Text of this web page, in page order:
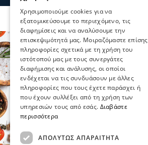
Χρησιμοποιούμε cookies για να
εξατομικεύσουμε το περιεχόμενο, τις
διαφημίσεις και να αναλύσουμε την
επισκεψιμότητά μας. Μοιραζόμαστε επίσης
πληροφορίες σχετικά με τη χρήση του
ιστότοπού μας με τους συνεργάτες
διαφήμισης και ανάλυσης, οι οποίοι
ενδέχεται να τις συνδυάσουν με άλλες
πληροφορίες που τους έχετε παράσχει ή
που έχουν συλλέξει από τη χρήση των
υπηρεσιών τους από εσάς. Διαβάστε
περισσότερα
ΑΠΟΛΎΤΩΣ ΑΠΑΡΑΊΤΗΤΑ